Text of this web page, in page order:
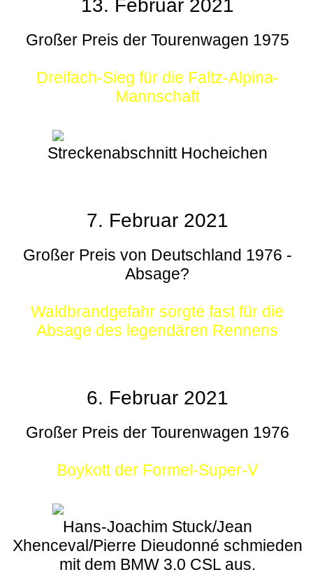
13. Februar 2021
Großer Preis der Tourenwagen 1975
Dreifach-Sieg für die Faltz-Alpina-
Mannschaft
Streckenabschnitt Hocheichen
7. Februar 2021
Großer Preis von Deutschland 1976 -
Absage?
Waldbrandgefahr sorgte fast für die
Absage des legendären Rennens
6. Februar 2021
Großer Preis der Tourenwagen 1976
Boykott der Formel-Super-V
Hans-Joachim Stuck/Jean
Xhenceval/Pierre Dieudonné schmieden
mit dem BMW 3.0 CSL aus.